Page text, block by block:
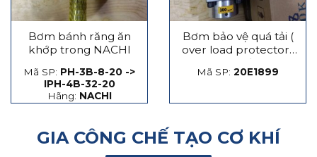
Bơm bánh răng ăn
khớp trong NACHI
Mã SP: PH-3B-8-20 ->
IPH-4B-32-20
Hãng: NACHI
Bơm bảo vệ quá tải (
over load protector)
máy dập
Mã SP: 20E1899
GIA CÔNG CHẾ TẠO CƠ KHÍ